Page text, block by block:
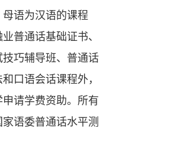
语为汉语的课程
普通话基础证书、
巧辅导班、普通话
口语会话课程外，
请学费资助。所有
语委普通话水平测